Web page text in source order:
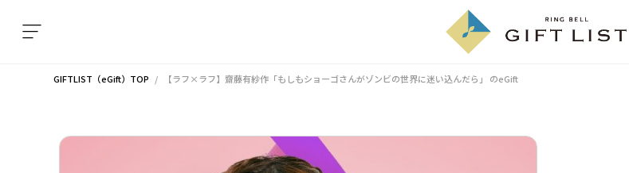
GIFTLIST（eGift）TOP 【ラフ×ラフ】齋藤有紗作「もしもショーゴさんがゾンビの世界に迷い込んだら」 のeGift